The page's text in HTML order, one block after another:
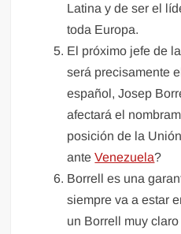
Latina y de ser el
toda Europa.
El próximo jefe de
será precisamente
español, Josep
afectará el
posición de la
anteVenezuela?
Borrell es una
siempre va a estar
un Borrell muy